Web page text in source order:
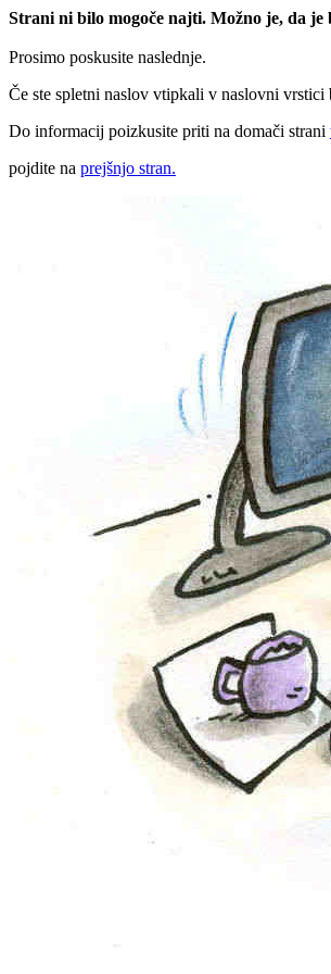
Strani ni bilo mogoče najti. Možno je, da
Prosimo poskusite naslednje.
Če ste spletni naslov vtipkali v naslovni
Do informacij poizkusite priti na domači strani
pojdite na prejšnjo stran.